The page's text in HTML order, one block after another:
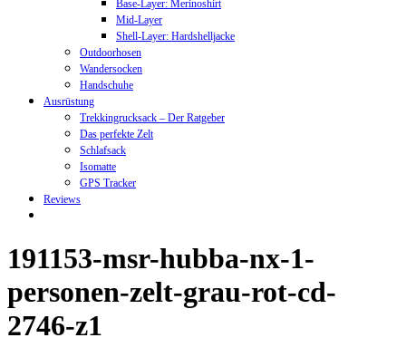
Base-Layer: Merinoshirt
Mid-Layer
Shell-Layer: Hardshelljacke
Outdoorhosen
Wandersocken
Handschuhe
Ausrüstung
Trekkingrucksack – Der Ratgeber
Das perfekte Zelt
Schlafsack
Isomatte
GPS Tracker
Reviews
191153-msr-hubba-nx-1-
personen-zelt-grau-rot-cd-
2746-z1